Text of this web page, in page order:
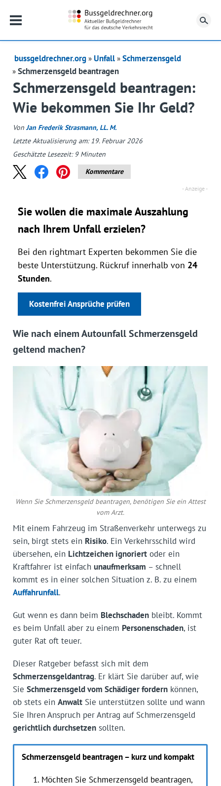
bussgeldrechner.org Unfall
Schmerzensgeld
Schmerzensgeld beantragen
Schmerzensgeld beantragen:
Wie bekommen Sie Ihr Geld?
Von Jan Frederik Strasmann, LL. M.
Letzte Aktualisierung am: 19. Februar 2026
Geschätzte Lesezeit: 9 Minuten
Kommentare
Sie wollen die maximale Auszahlung
nach Ihrem Unfall erzielen?
Bei den rightmart Experten bekommen Sie die
beste Unterstützung. Rückruf innerhalb von 24
Stunden.
Kostenfrei Ansprüche prüfen
Wie nach einem Autounfall Schmerzensgeld
geltend machen?
Wenn Sie Schmerzensgeld beantragen, benötigen Sie ein Attest
vom Arzt.
Mit einem Fahrzeug im Straßenverkehr unterwegs zu
sein, birgt stets ein Risiko. Ein Verkehrsschild wird
übersehen, ein Lichtzeichen ignoriertoder ein
Kraftfahrer ist einfach unaufmerksam – schnell
kommt es in einer solchen Situation z. B. zu einem
Auffahrunfall.
Gut wenn es dann beim Blechschadenbleibt. Kommt
es beim Unfall aber zu einem Personenschaden, ist
guter Rat oft teuer.
Dieser Ratgeber befasst sich mit dem
Schmerzensgeldantrag. Er klärt Sie darüber auf, wie
Sie Schmerzensgeld vom Schädiger fordernkönnen,
ob stets ein AnwaltSie unterstützen sollte und wann
Sie Ihren Anspruch per Antrag auf Schmerzensgeld
gerichtlich durchsetzensollten.
Schmerzensgeld beantragen – kurz und kompakt
Möchten Sie Schmerzensgeld beantragen,